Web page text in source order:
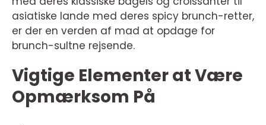
asiatiske lande med deres spicy brunch-retter,
er der en verden af mad at opdage for
brunch-sultne rejsende.
Vigtige Elementer at Være
Opmærksom På